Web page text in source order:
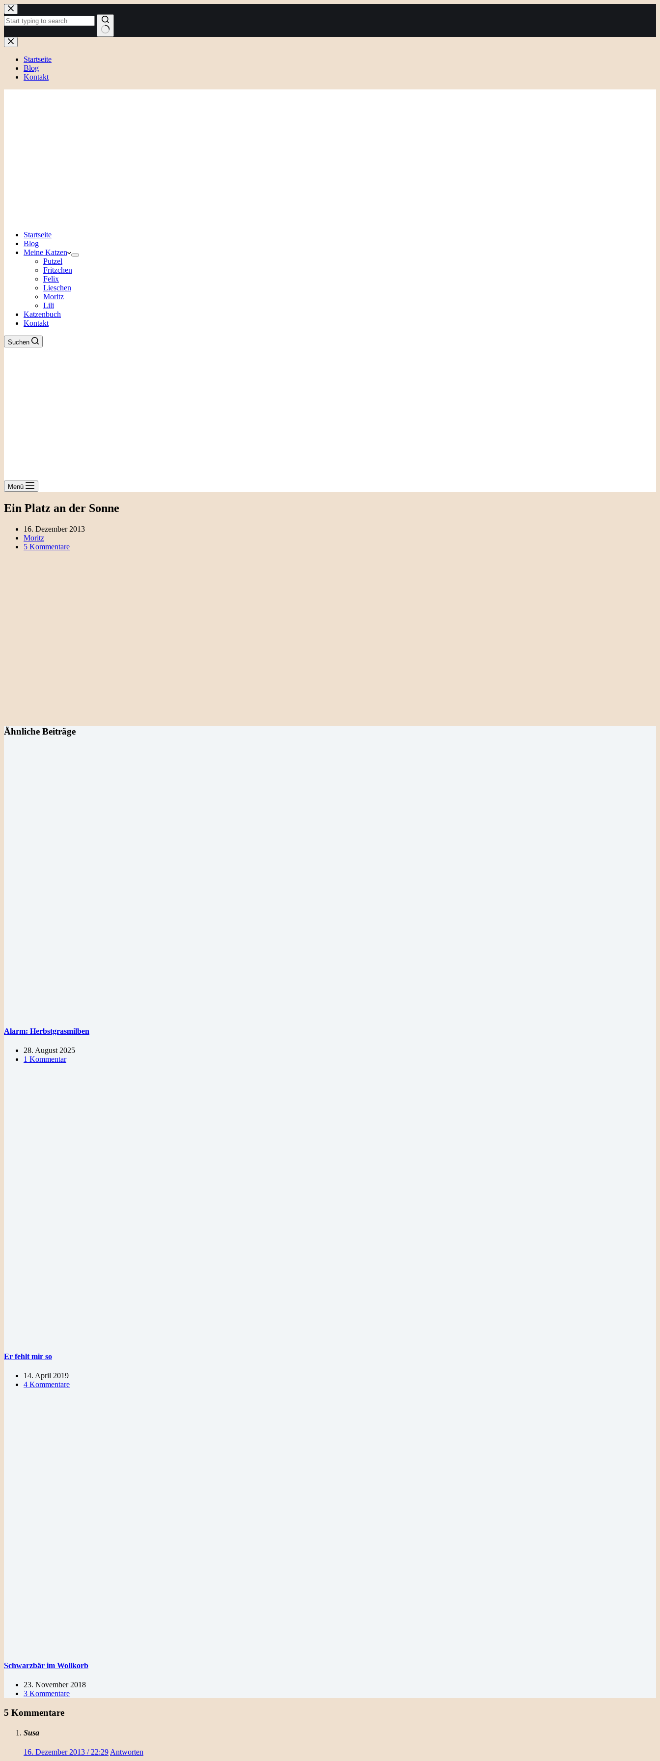
Zum
Inhalt
springen
Keine
Ergebnisse
Startseite
Blog
Kontakt
Startseite
Blog
Meine Katzen
Putzel
Fritzchen
Felix
Lieschen
Moritz
Lili
Katzenbuch
Kontakt
Suchen
Menü
Ein Platz an der Sonne
16. Dezember 2013
Moritz
5 Kommentare
Ähnliche Beiträge
Alarm: Herbstgrasmilben
28. August 2025
1 Kommentar
Er fehlt mir so
14. April 2019
4 Kommentare
Schwarzbär im Wollkorb
23. November 2018
3 Kommentare
5 Kommentare
Susa
16. Dezember 2013 / 22:29 Antworten